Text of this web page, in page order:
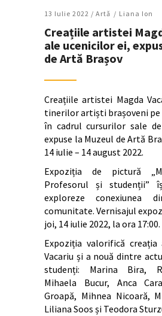
13 Iulie 2022 / Artǎ Liana Ion
Creațiile artistei
ale ucenicilor ei,
de Artă Brașov
Creațiile artistei Magda
tinerilor artiști brașoveni
în cadrul cursurilor sale
expuse la Muzeul de Artă
14 iulie – 14 august 2022.
Expoziția de pictură
Profesorul și studenții”
exploreze conexiunea
comunitate. Vernisajul
joi, 14 iulie 2022, la ora 17:00.
Expoziția valorifică creația
Vacariu și a nouă dintre
studenți: Marina Bira,
Mihaela Bucur, Anca
Groapă, Mihnea Nicoară,
Liliana Soos și Teodora